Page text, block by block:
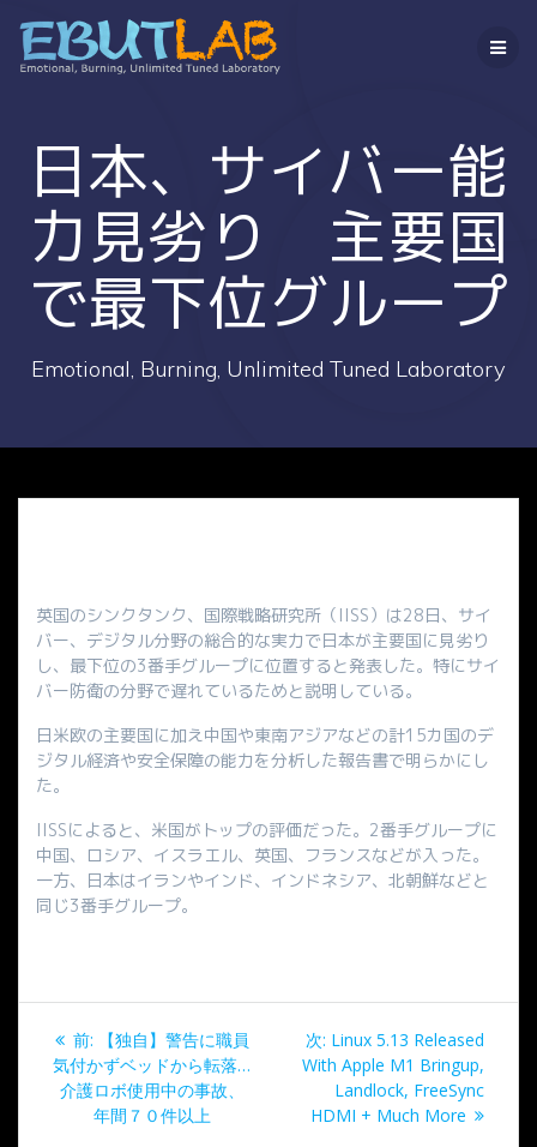
ン
テ
ス
日本、サイバー能
力見劣り 主要国
で最下位グループ
Emotional, Burning, Unlimited Tuned Laboratory
英国のシンクタンク、国際戦略研究所（IISS）は28日、サイ
バー、デジタル分野の総合的な実力で日本が主要国に見劣り
し、最下位の3番手グループに位置すると発表した。特にサイ
バー防衛の分野で遅れているためと説明している。
日米欧の主要国に加え中国や東南アジアなどの計15カ国のデ
ジタル経済や安全保障の能力を分析した報告書で明らかにし
た。
IISSによると、米国がトップの評価だった。2番手グループに
中国、ロシア、イスラエル、英国、フランスなどが入った。
一方、日本はイランやインド、インドネシア、北朝鮮などと
同じ3番手グループ。
投
稿
前:
過
去
の
投
【独自】警告に職員
気付かずベッドから転落…
介護ロボ使用中の事故、
年間７０件以上
次: 次
の
投
稿:
Linux 5.13 Released
With Apple M1 Bringup,
Landlock, FreeSync
HDMI + Much More